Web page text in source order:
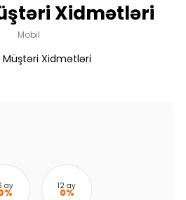
обслуживания
О банке
Тарифы
Xidmətləri
Mobil
Müştəri Xidmətləri
ay 12 ay
0%